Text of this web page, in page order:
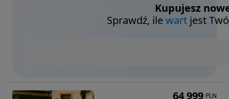
Kupujesz
Sprawdź, ilewart jest
64 999 PLN